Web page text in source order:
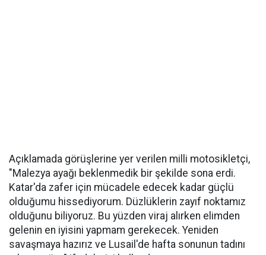
Açıklamada görüşlerine yer verilen milli motosikletçi,
"Malezya ayağı beklenmedik bir şekilde sona erdi.
Katar'da zafer için mücadele edecek kadar güçlü
olduğumu hissediyorum. Düzlüklerin zayıf noktamız
olduğunu biliyoruz. Bu yüzden viraj alırken elimden
gelenin en iyisini yapmam gerekecek. Yeniden
savaşmaya hazırız ve Lusail'de hafta sonunun tadını